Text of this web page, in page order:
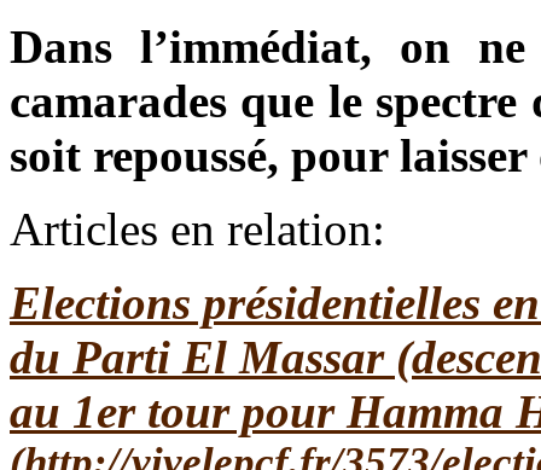
Dans l’immédiat, on
camarades que le
soit repoussé, pour
Articles en relation:
Elections présidentielles
du Parti El Massar
au 1er tour pour Hamma